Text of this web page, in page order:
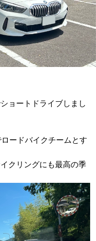
ョートドライブしまし
ードバイクチームとす
クリングにも最高の季